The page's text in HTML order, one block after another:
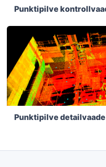
Punktipilve
Punktipilve detailvaade